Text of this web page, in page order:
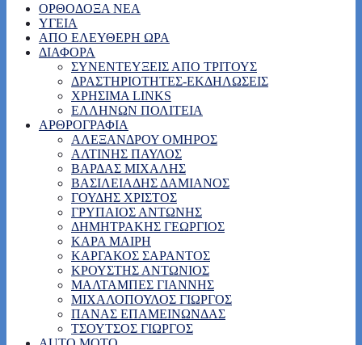
ΟΡΘΟΔΟΞΑ ΝΕΑ
ΥΓΕΙΑ
ΑΠΟ ΕΛΕΥΘΕΡΗ ΩΡΑ
ΔΙΑΦΟΡΑ
ΣΥΝΕΝΤΕΥΞΕΙΣ ΑΠΟ ΤΡΙΤΟΥΣ
ΔΡΑΣΤΗΡΙΟΤΗΤΕΣ-ΕΚΔΗΛΩΣΕΙΣ
ΧΡΗΣΙΜΑ LINKS
ΕΛΛΗΝΩΝ ΠΟΛΙΤΕΙΑ
ΑΡΘΡΟΓΡΑΦΙΑ
ΑΛΕΞΑΝΔΡΟΥ ΟΜΗΡΟΣ
ΑΛΤΙΝΗΣ ΠΑΥΛΟΣ
ΒΑΡΔΑΣ ΜΙΧΑΛΗΣ
ΒΑΣΙΛΕΙΑΔΗΣ ΔΑΜΙΑΝΟΣ
ΓΟΥΔΗΣ ΧΡΙΣΤΟΣ
ΓΡΥΠΑΙΟΣ ΑΝΤΩΝΗΣ
ΔΗΜΗΤΡΑΚΗΣ ΓΕΩΡΓΙΟΣ
ΚΑΡΑ ΜΑΙΡΗ
ΚΑΡΓΑΚΟΣ ΣΑΡΑΝΤΟΣ
ΚΡΟΥΣΤΗΣ ΑΝΤΩΝΙΟΣ
ΜΑΛΤΑΜΠΕΣ ΓΙΑΝΝΗΣ
ΜΙΧΑΛΟΠΟΥΛΟΣ ΓΙΩΡΓΟΣ
ΠΑΝΑΣ ΕΠΑΜΕΙΝΩΝΔΑΣ
ΤΣΟΥΤΣΟΣ ΓΙΩΡΓΟΣ